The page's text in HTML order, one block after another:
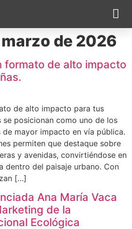
marzo de 2026
formato de alto impacto
de alto impacto para tus
posicionan como uno de los
mayor impacto en vía pública.
permiten que destaque sobre
y avenidas, convirtiéndose en
dentro del paisaje urbano. Con
[…]
Ana María Vaca
de la
Ecológica